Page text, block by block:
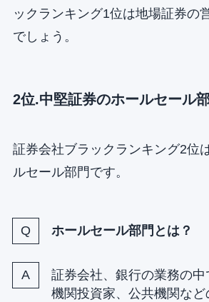
ックランキング1位は地場証券の
でしょう。
2位.中堅証券のホールセール
証券会社ブラックランキング2位
ルセール部門です。
ホールセール部門とは？
証券会社、銀行の業務の
機関投資家、公共機関な